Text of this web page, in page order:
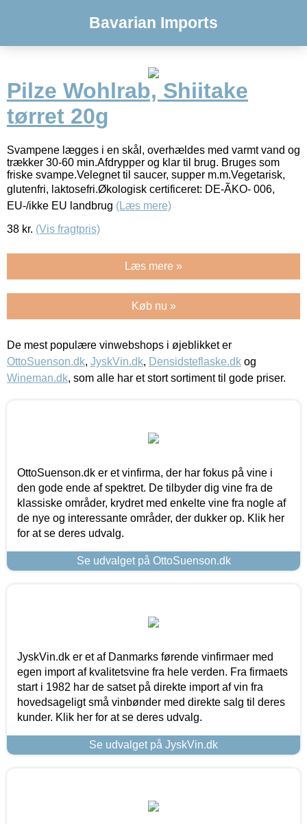
Bavarian Imports
Pilze Wohlrab, Shiitake
tørret 20g
Svampene lægges i en skål, overhældes med varmt vand og
trækker 30-60 min.Afdrypper og klar til brug. Bruges som
friske svampe.Velegnet til saucer, supper m.m.Vegetarisk,
glutenfri, laktosefri.Økologisk certificeret: DE-ÃKO- 006,
EU-/ikke EU landbrug (Læs mere)
38 kr. (Vis fragtpris)
Læs mere »
Køb nu »
De mest populære vinwebshops i øjeblikket er
OttoSuenson.dk, JyskVin.dk, Densidsteflaske.dk og
Wineman.dk, som alle har et stort sortiment til gode priser.
OttoSuenson.dk er et vinfirma, der har fokus på vine i
den gode ende af spektret. De tilbyder dig vine fra de
klassiske områder, krydret med enkelte vine fra nogle af
de nye og interessante områder, der dukker op. Klik her
for at se deres udvalg.
Se udvalget på OttoSuenson.dk
JyskVin.dk er et af Danmarks førende vinfirmaer med
egen import af kvalitetsvine fra hele verden. Fra firmaets
start i 1982 har de satset på direkte import af vin fra
hovedsageligt små vinbønder med direkte salg til deres
kunder. Klik her for at se deres udvalg.
Se udvalget på JyskVin.dk